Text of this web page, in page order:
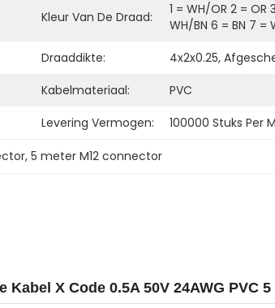
Kleur Van De Draad:
1 = WH/OR 2 = OR
WH/BN 6 = BN 7 =
Draaddikte:
4x2x0.25,
Kabelmateriaal:
PVC
Levering Vermogen: 100000 Stuks Per
, 5 meter M12 connector
X Code 0.5A 50V 24AWG PVC 5